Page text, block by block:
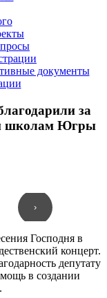
документы
за
школам Югры
›
Господня в
концерт.
депутату
в создании